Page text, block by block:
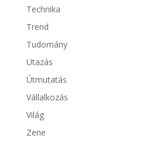
Technika
Trend
Tudomány
Utazás
Útmutatás
Vállalkozás
Világ
Zene